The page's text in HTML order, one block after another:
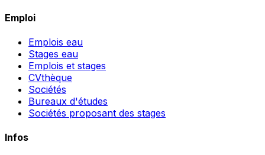
Emploi
Emplois eau
Stages eau
Emplois et stages
CVthèque
Sociétés
Bureaux d'études
Sociétés proposant des stages
Infos